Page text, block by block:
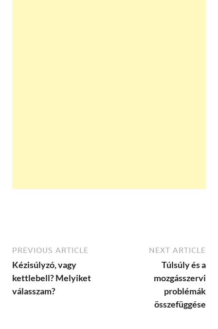
PREVIOUS ARTICLE
Kézisúlyzó, vagy
kettlebell? Melyiket
válasszam?
NEXT ARTICLE
Túlsúly és a
mozgásszervi
problémák
összefüggése